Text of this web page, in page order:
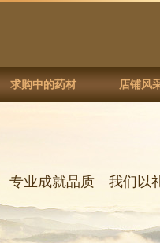
求购中的药材 店铺风
专业成就品质 我们以